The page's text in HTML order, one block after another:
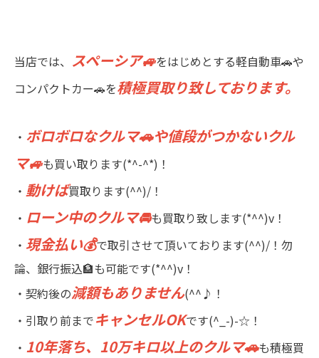
当店では、 スペーシア🚙をはじめとする軽自動車🚗や
コンパクトカー🚗を積極買取り致しております。
・ ボロボロなクルマ🚗や値段がつかないクル
マ🚙も買い取ります(*^-^*)！
・ 動けば買取ります(^^)/！
・ ローン中のクルマ🚘も買取り致します(*^^)v！
・ 現金払い💰で取引させて頂いております(^^)/！勿
論、銀行振込🏦も可能です(*^^)v！
・契約後の減額もありません(^^♪！
・引取り前までキャンセルOKです(^_-)-☆！
・ 10年落ち、10万キロ以上のクルマ🚗も積極買